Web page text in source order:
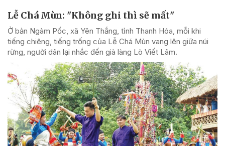
Lễ Chá Mùn: "Không ghi thì sẽ mất"
Ở bản Ngàm Pốc, xã Yên Thắng, tỉnh Thanh Hóa, mỗi khi
tiếng chiêng, tiếng trống của Lễ Chá Mùn vang lên giữa núi
rừng, người dân lại nhắc đến già làng Lò Viết Lâm.